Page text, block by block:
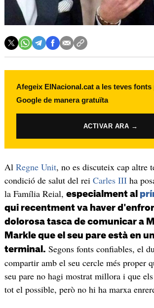
Afegeix ElNacional.cat a les teves fonts
Google de manera gratuïta
ACTIVAR ARA →
Al Regne Unit, no es discuteix cap altre
condició de salut del rei Carles IIIha
la Família Reial, especialment al
qui recentment va haver
dolorosa tasca de comunicar a
Markle que el seu pare està en
terminal. Segons fonts confiables, el
compartir amb el seu cercle més proper
seu pare no hagi mostrat millora i que
tot el possible, però no hi ha marxa